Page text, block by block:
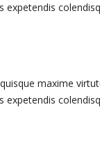
maxime